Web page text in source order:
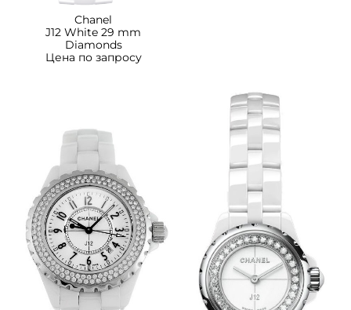
Chanel
J12 White 29 mm
Diamonds
Цена по запросу